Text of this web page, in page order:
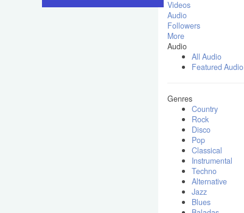
Videos
Audio
Followers
More
Audio
All Audio
Featured Audio
Genres
Country
Rock
Disco
Pop
Classical
Instrumental
Techno
Alternative
Jazz
Blues